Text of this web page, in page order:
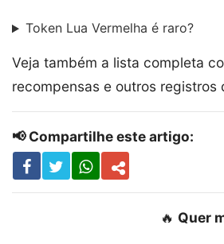
Token Lua Vermelha é raro?
Veja também a lista completa
recompensas e outros
📢 Compartilhe este artigo:
🔥 Quer